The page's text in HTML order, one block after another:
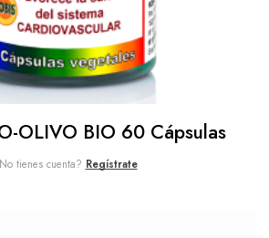
OLIVO BIO 60 Cápsulas
tienes cuenta? Regístrate